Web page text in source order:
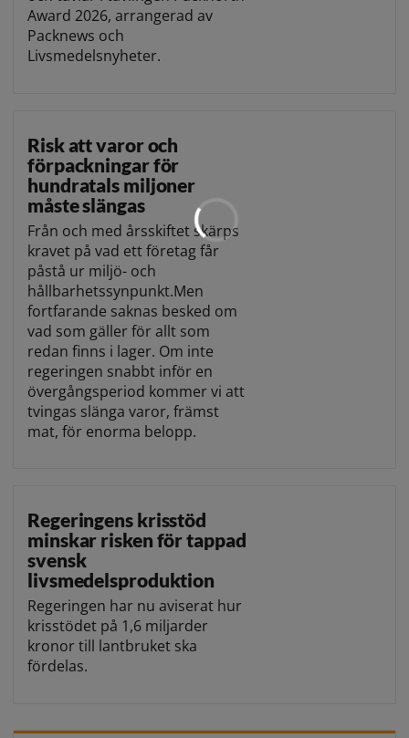
Award 2026, arrangerad av
Packnews och
Livsmedelsnyheter.
Risk att varor och
förpackningar för
hundratals miljoner
måste slängas
Från och med årsskiftet skärps
kravet på vad ett företag får
påstå ur miljö- och
hållbarhetssynpunkt.Men
fortfarande saknas besked om
vad som gäller för allt som
redan finns i lager. Om inte
regeringen snabbt inför en
övergångsperiod kommer vi att
tvingas slänga varor, främst
mat, för enorma belopp.
Regeringens krisstöd
minskar risken för tappad
svensk
livsmedelsproduktion
Regeringen har nu aviserat hur
krisstödet på 1,6 miljarder
kronor till lantbruket ska
fördelas.